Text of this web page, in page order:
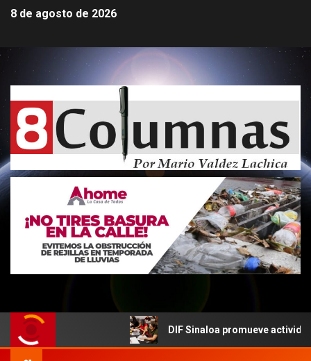
8 de agosto de 2026
DIF Sinaloa promueve actividades